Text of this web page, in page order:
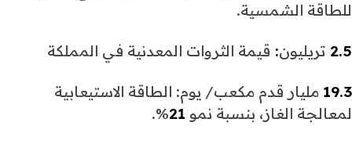
للطاقة الشمسية.
2.5 تريليون: قيمة الثروات المعدنية في المملكة
19.3 مليار قدم مكعب/ يوم: الطاقة الاستيعابية
لمعالجة الغاز، بنسبة نمو 21
%.